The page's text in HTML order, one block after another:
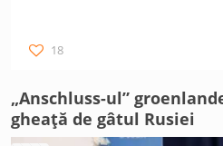
18
„Anschluss-ul”
gheață de gâtul Rusiei